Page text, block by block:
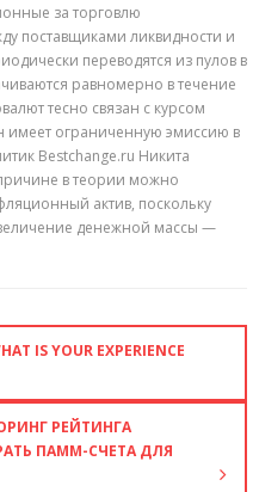
за торговлю
поставщиками ликвидности и
переводятся из пулов в
равномерно в течение
тесно связан с курсом
имеет ограниченную эмиссию в
Bestchange.ru Никита
в теории можно
актив, поскольку
денежной массы —
IS YOUR EXPERIENCE
РЕЙТИНГА
ПАММ-СЧЕТА ДЛЯ